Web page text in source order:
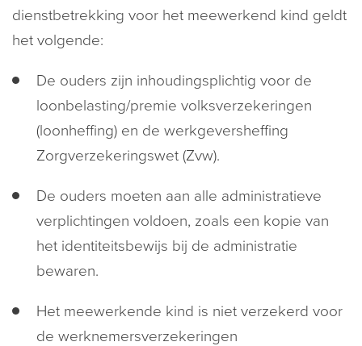
dienstbetrekking voor het meewerkend kind geldt
het volgende:
De ouders zijn inhoudingsplichtig voor de
loonbelasting/premie volksverzekeringen
(loonheffing) en de werkgeversheffing
Zorgverzekeringswet (Zvw).
De ouders moeten aan alle administratieve
verplichtingen voldoen, zoals een kopie van
het identiteitsbewijs bij de administratie
bewaren.
Het meewerkende kind is niet verzekerd voor
de werknemersverzekeringen